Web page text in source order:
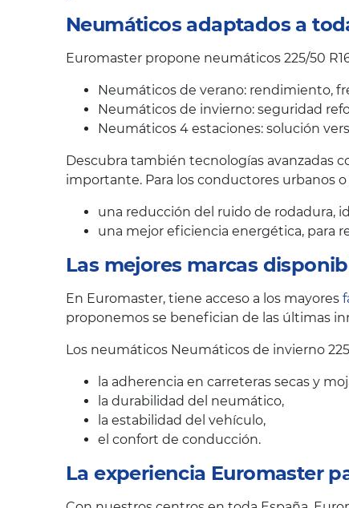
Neumáticos adaptados a
Euromaster propone neumáticos 225/50
Neumáticos de verano: rendimiento,
Neumáticos de invierno: seguridad
Neumáticos 4 estaciones: solución
Descubra también tecnologías avanzadas
importante. Para los conductores urbanos
una reducción del ruido de rodadura,
una mejor eficiencia energética, para
Las mejores marcas
En Euromaster, tiene acceso a los mayores
proponemos se benefician de las últimas
Los neumáticos Neumáticos de invierno
la adherencia en carreteras secas y
la durabilidad del neumático,
la estabilidad del vehículo,
el confort de conducción.
La experiencia Euromaster